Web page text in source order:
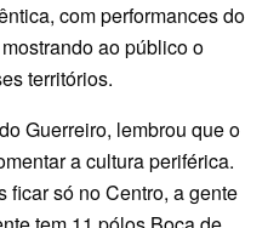
com performances do
ao público o
territórios.
Guerreiro, lembrou que o
a cultura periférica.
ficar só no Centro, a gente